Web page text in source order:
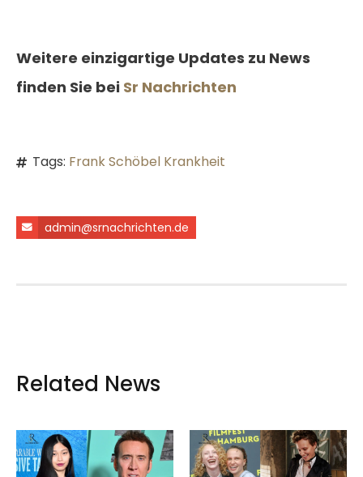
Weitere einzigartige Updates zu News
finden Sie bei Sr Nachrichten
Tags: Frank Schöbel Krankheit
admin@srnachrichten.de
Related News